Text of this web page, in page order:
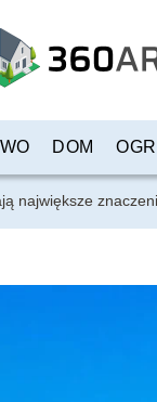
DOM
największe